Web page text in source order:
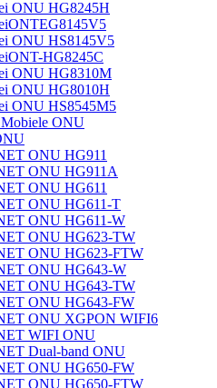
ONU HG8245H
ONU HS8145V5
HG8245C
ONU HG8310M
ONU HG8010H
ONU HS8545M5
ONU
ONU HG911
ONU HG911A
ONU HG611
ONU HG611-T
ONU HG611-W
ONU HG623-TW
ONU HG623-FTW
ONU HG643-W
ONU HG643-TW
ONU HG643-FW
ONU XGPON WIFI6
WIFI ONU
Dual-band ONU
ONU HG650-FW
ONU HG650-FTW